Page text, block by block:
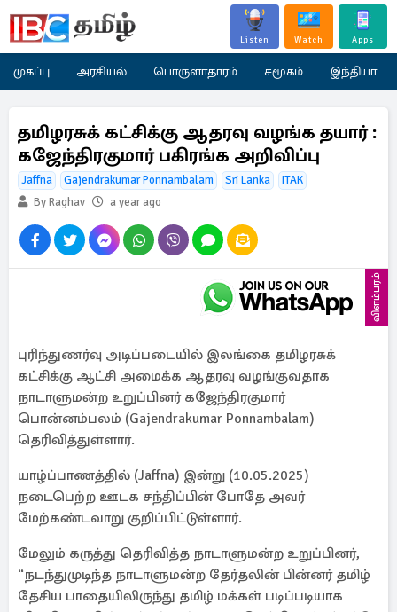
Listen Watch Apps
முகப்பு அரசியல் பொருளாதாரம் சமூகம் இந்தியா
தமிழரசுக் கட்சிக்கு ஆதரவு வழங்க தயார் :
கஜேந்திரகுமார் பகிரங்க அறிவிப்பு
Jaffna Gajendrakumar Ponnambalam Sri Lanka
ITAK
By Raghav
a year ago
விளம்பரம்
புரிந்துணர்வு அடிப்படையில் இலங்கை தமிழரசுக்
கட்சிக்கு ஆட்சி அமைக்க ஆதரவு வழங்குவதாக
நாடாளுமன்ற உறுப்பினர் கஜேந்திரகுமார்
பொன்னம்பலம் (Gajendrakumar Ponnambalam)
தெரிவித்துள்ளார்.
யாழ்ப்பாணத்தில் (Jaffna) இன்று (10.05.2025)
நடைபெற்ற ஊடக சந்திப்பின் போதே அவர்
மேற்கண்டவாறு குறிப்பிட்டுள்ளார்.
மேலும் கருத்து தெரிவித்த நாடாளுமன்ற உறுப்பினர்,
“நடந்துமுடிந்த நாடாளுமன்ற தேர்தலின் பின்னர் தமிழ்
தேசிய பாதையிலிருந்து தமிழ் மக்கள் படிப்படியாக